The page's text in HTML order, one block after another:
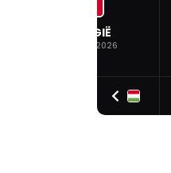
BELGIË
19 JUL. 2026